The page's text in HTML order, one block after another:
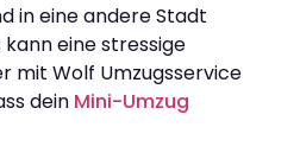
in eine andere Stadt
eine stressige
mit Wolf Umzugsservice
dein Mini-Umzug